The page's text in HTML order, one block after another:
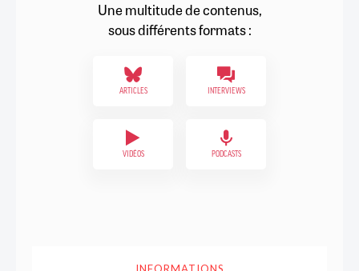
Une multitude de contenus,
sous différents formats :
ARTICLES INTERVIEWS
VIDÉOS PODCASTS